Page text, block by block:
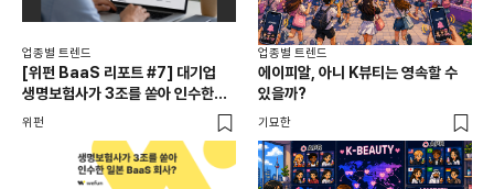
업종별 트렌드
[위펀 BaaS 리포트 #7] 대기업
생명보험사가 3조를 쏟아 인수한
일본 BaaS 회사의 정체는?
위펀
업종별 트렌드
에이피알, 아니 K뷰티는 영속할 수
있을까?
기묘한